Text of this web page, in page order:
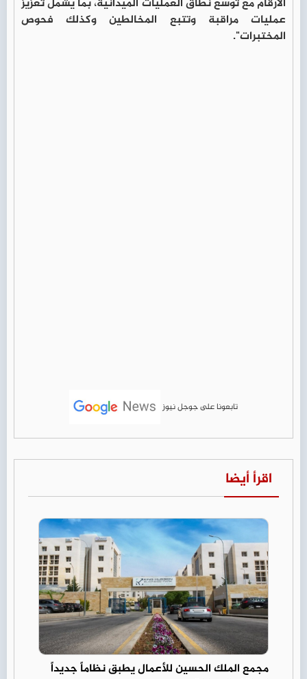
الأرقام مع توسع نطاق العمليات الميدانية، بما يشمل تعزيز
عمليات مراقبة وتتبع المخالطين وكذلك فحوص
المختبرات".
تابعونا على جوجل نيوز
اقرأ أيضا
مجمع الملك الحسين للأعمال يطبق نظاماً جديداً